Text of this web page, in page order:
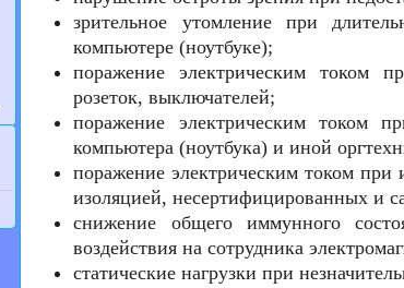
зрительное утомление при
компьютере (ноутбуке);
поражение электрическим током
розеток, выключателей;
поражение электрическим током
компьютера (ноутбука) и иной
поражение электрическим током при
изоляцией, несертифицированных и
снижение общего иммунного
воздействия на сотрудника
статические нагрузки при